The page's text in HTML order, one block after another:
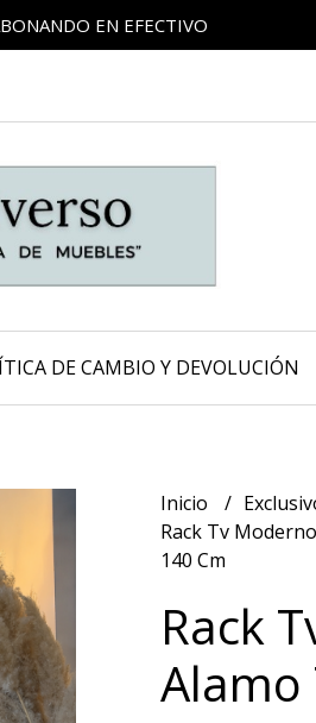
EN EFECTIVO
DE CAMBIO Y DEVOLUCIÓN
Inicio
Rack Tv
140 Cm
Rack
Alamo